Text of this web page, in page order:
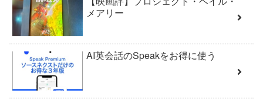
メアリー
AI英会話のSpeakをお得に使う